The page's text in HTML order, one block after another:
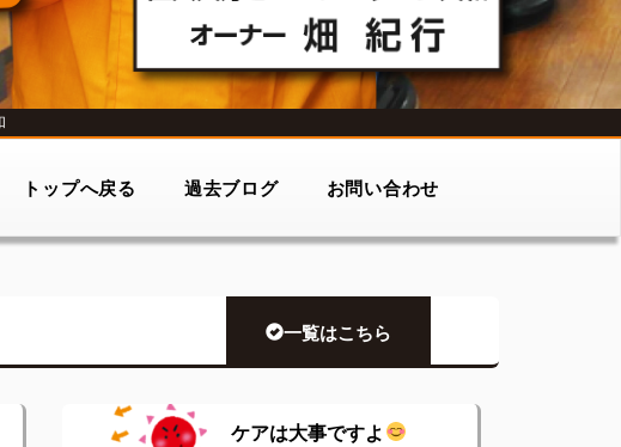
トップへ戻る 過去ブログ お問い合わせ
一覧はこちら
ケアは大事ですよ